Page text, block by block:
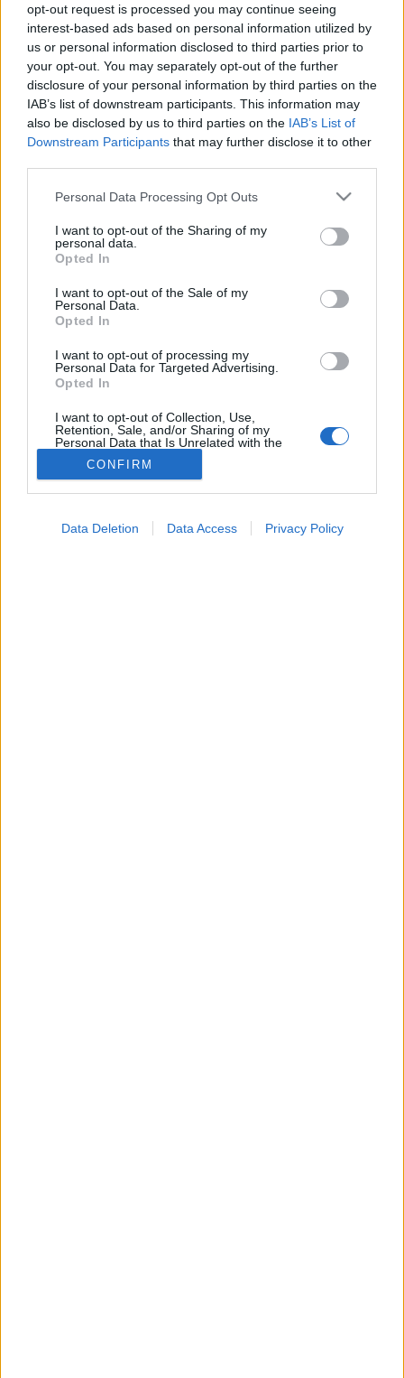
opt-out request is processed you may continue seeing
interest-based ads based on personal information utilized by
us or personal information disclosed to third parties prior to
your opt-out. You may separately opt-out of the further
disclosure of your personal information by third parties on the
IAB’s list of downstream participants. This information may
also be disclosed by us to third parties on the IAB’s List of
Downstream Participants that may further disclose it to other
Please note that this website/app uses one or more Google
not limited to your visit or usage behaviour. You may click to
grant or deny consent to Google and its third-party tags to
use your data for below specified purposes in below Google
consent section.
Personal Data Processing Opt Outs
I want to opt-out of the Sharing of my
personal data.
Opted In
I want to opt-out of the Sale of my
Personal Data.
Opted In
I want to opt-out of processing my
Personal Data for Targeted Advertising.
Opted In
I want to opt-out of Collection, Use,
Retention, Sale, and/or Sharing of my
Personal Data that Is Unrelated with the
Purposes for which it was collected.
Opted Out
CONFIRM
Data Deletion Data Access Privacy Policy
#allergia #influenza#cukorbetegség
#orvosmeteorológia#vérnyomás#stroke#rákbetegség
#pajzsmirigy#reflux#ekcéma#herpesz
Regisztráció
Meddőség